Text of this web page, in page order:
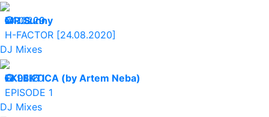
24.08.20
10229
MR.Sunny
H-FACTOR [24.08.2020]
DJ Mixes
18.08.20
9416
EKLEKTICA (by Artem Neba)
EPISODE 1
DJ Mixes